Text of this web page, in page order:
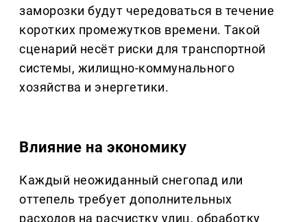
заморозки будут чередоваться в течение
коротких промежутков времени. Такой
сценарий несёт риски для транспортной
системы, жилищно-коммунального
хозяйства и энергетики.
Влияние на экономику
Каждый неожиданный снегопад или
оттепель требует дополнительных
расходов на расчистку улиц, обработку